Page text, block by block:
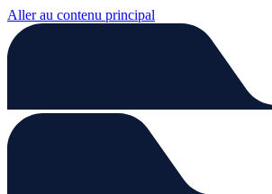
Aller au contenu principal